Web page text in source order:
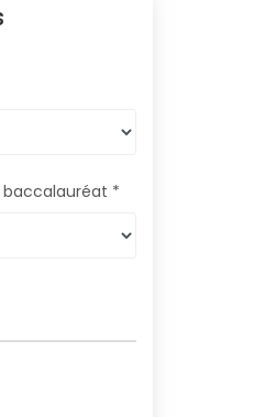
*